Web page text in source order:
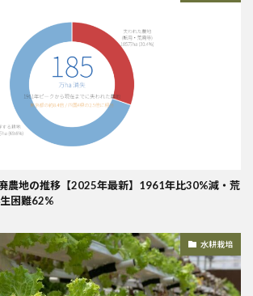
農地の推移【2025年最新】1961年比30%減・荒
困難62%
水耕栽培